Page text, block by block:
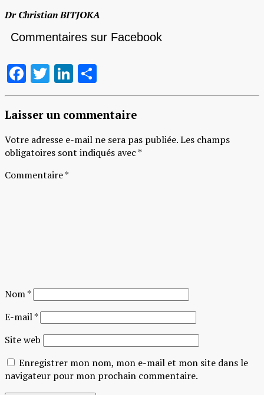
Dr Christian BITJOKA
Commentaires sur Facebook
Facebook
TwitterLinkedIn
Laisser un commentaire
Votre adresse e-mail ne sera pas publiée.Les champs
obligatoires sont indiqués avec*
Commentaire*
Nom*
E-mail*
Site web
Enregistrer mon nom, mon e-mail et mon site dans le
navigateur pour mon prochain commentaire.